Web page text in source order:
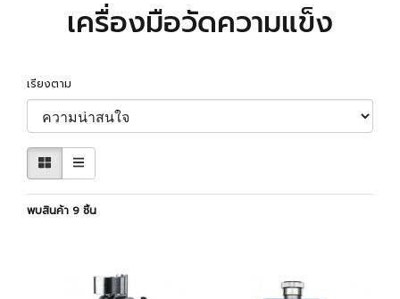
เครื่องมือวัดความแข็ง
เรียงตาม
พบสินค้า 9 ชิ้น